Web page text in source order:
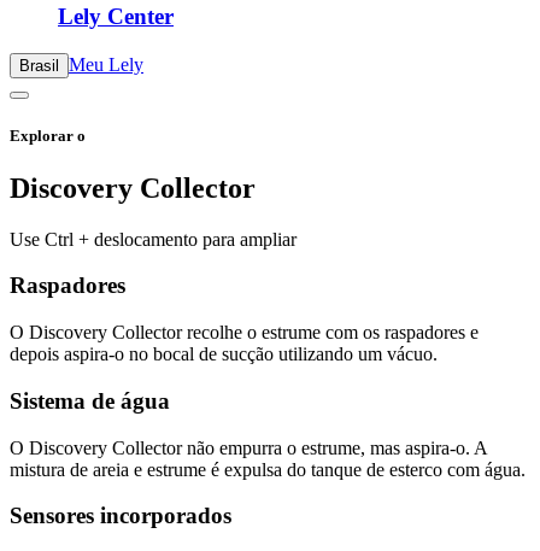
Lely Center
Brasil Meu Lely
Explorar o
Discovery Collector
Use Ctrl + deslocamento para ampliar
Raspadores
O Discovery Collector recolhe o estrume com os raspadores e
depois aspira-o no bocal de sucção utilizando um vácuo.
Sistema de água
O Discovery Collector não empurra o estrume, mas aspira-o. A
mistura de areia e estrume é expulsa do tanque de esterco com água.
Sensores incorporados